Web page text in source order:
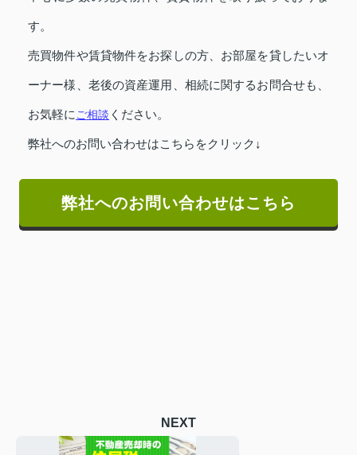
す。
売買物件や賃貸物件をお探しの方、お部屋を貸したいオ
ーナー様、老後の資産運用、相続に関するお問合せも、
お気軽に ご相談 ください。
弊社へのお問い合わせはこちらをクリック↓
弊社へのお問い合わせはこちら
NEXT